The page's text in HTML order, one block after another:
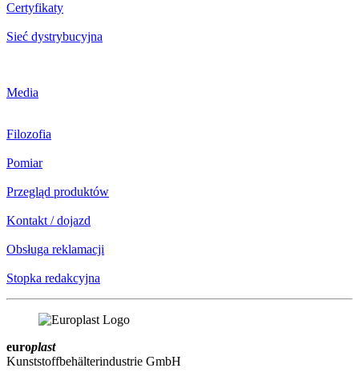
Certyfikaty
Sieć dystrybucyjna
Media
Filozofia
Pomiar
Przegląd produktów
Kontakt / dojazd
Obsługa reklamacji
Stopka redakcyjna
europlast
Kunststoffbehälterindustrie GmbH